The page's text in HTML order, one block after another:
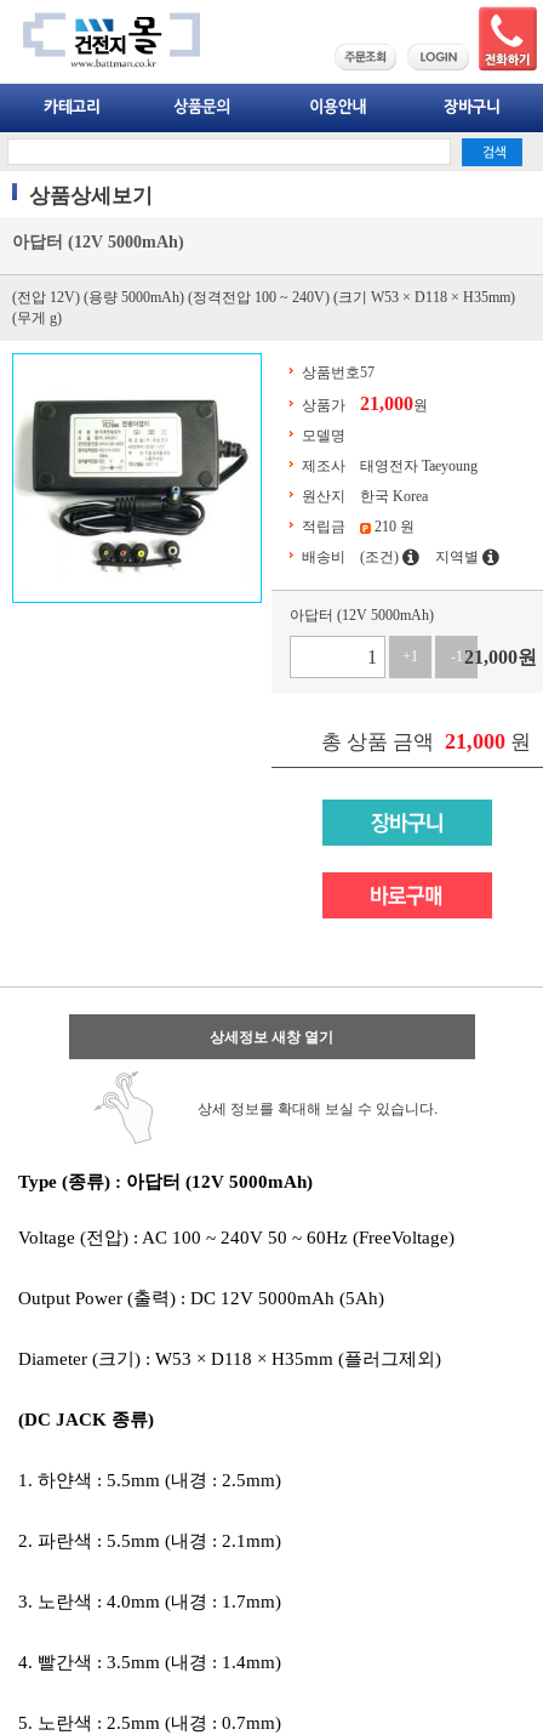
상품상세보기
아답터 (12V 5000mAh)
(전압 12V) (용량 5000mAh) (정격전압 100 ~ 240V) (크기 W53 × D118 × H35mm)
(무게 g)
상품번호57
상품가
21,000원
모델명
제조사
태영전자 Taeyoung
원산지
한국 Korea
적립금
210 원
배송비
(조건) 지역별
아답터 (12V 5000mAh)
+1 -121,000원
총 상품 금액 21,000 원
상세정보 새창 열기
상세 정보를 확대해 보실 수 있습니다.
Type (종류) : 아답터 (12V 5000mAh)
Voltage (전압) : AC 100 ~ 240V 50 ~ 60Hz (FreeVoltage)
Output Power (출력) : DC 12V 5000mAh (5Ah)
Diameter (크기) : W53 × D118 × H35mm (플러그제외)
(DC JACK 종류)
1. 하얀색 : 5.5mm (내경 : 2.5mm)
2. 파란색 : 5.5mm (내경 : 2.1mm)
3. 노란색 : 4.0mm (내경 : 1.7mm)
4. 빨간색 : 3.5mm (내경 : 1.4mm)
5. 노란색 : 2.5mm (내경 : 0.7mm)